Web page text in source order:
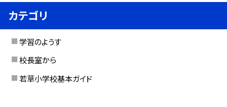
カテゴリ
学習のようす
校長室から
若草小学校基本ガイド